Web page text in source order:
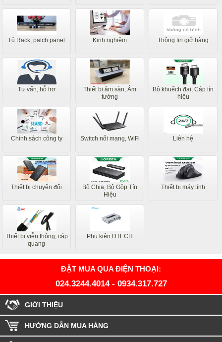
Tủ Rack, patch panel Kinh nghiệm Thông tin giở hàng
Tư vấn, hỗ trợ
Thiết bị âm sàn, Âm
tường
Bộ khuếch đại, Cáp tín
hiệu
Chính sách công ty Switch nối mạng, WiFi Liên hệ
Thiết bị chuyển đổi
Bộ Chia, Bộ Gộp Tín
Hiệu
Thiết bị máy tính
Thiết bị viễn thông, cáp
quang
Phụ kiện DTECH
ĐẶT MUA QUA ĐIỆN THOẠI:
024.3244.4014- 0934.317.727
GIỚI THIỆU
HƯỚNG DẪN MUA HÀNG